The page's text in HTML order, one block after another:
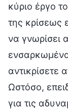
κύριο έργο
της κρίσεως
να γνωρίσει
αντικρίσετε
Ωστόσο,
για τις